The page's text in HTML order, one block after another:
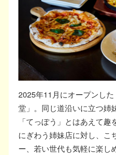
2025年11月にオープンし
堂」。同じ道沿いに立つ姉
「てっぽう」とはあえて
にぎわう姉妹店に対し、こ
ー、若い世代も気軽に楽し